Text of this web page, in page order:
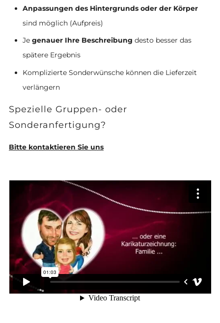
Anpassungen des Hintergrunds oder der Körper
sind möglich (Aufpreis)
Je genauer Ihre Beschreibung desto besser das
spätere Ergebnis
Komplizierte Sonderwünsche können die Lieferzeit
verlängern
Spezielle Gruppen- oder
Sonderanfertigung?
Bitte kontaktieren Sie uns